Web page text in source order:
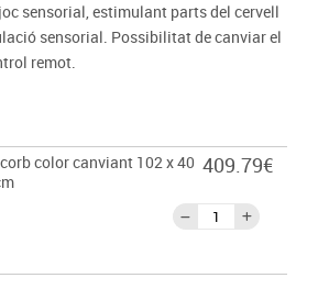
sensorial, estimulant parts del cervell
sensorial. Possibilitat de canviar el
remot.
color canviant 102 x 40 409.79€